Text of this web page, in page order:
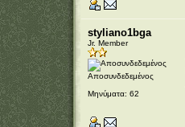
styliano1bga
Jr. Member
Αποσυνδεδεμένος
Μηνύματα: 62